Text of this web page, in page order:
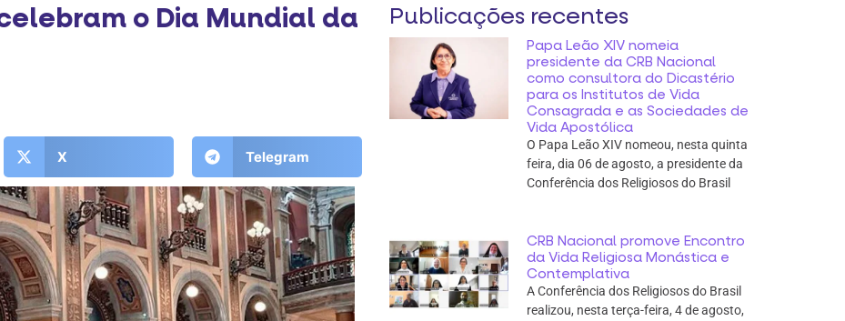
o Dia Mundial da
X Telegram
Publicações recentes
Papa Leão XIV nomeia
presidente da CRB Nacional
como consultora do Dicastério
para os Institutos de Vida
Consagrada e as Sociedades de
Vida Apostólica
O Papa Leão XIV nomeou, nesta quinta
feira, dia 06 de agosto, a presidente da
Conferência dos Religiosos do Brasil
CRB Nacional promove Encontro
da Vida Religiosa Monástica e
Contemplativa
A Conferência dos Religiosos do Brasil
realizou, nesta terça-feira, 4 de agosto,